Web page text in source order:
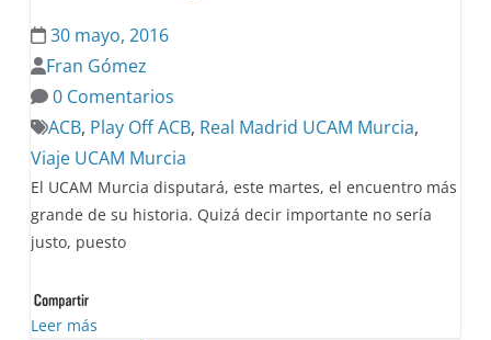
30 mayo, 2016
Fran Gómez
0 Comentarios
ACB, Play Off ACB, Real Madrid UCAM Murcia,
Viaje UCAM Murcia
El UCAM Murcia disputará, este martes, el encuentro más
grande de su historia. Quizá decir importante no sería
justo, puesto
Leer más